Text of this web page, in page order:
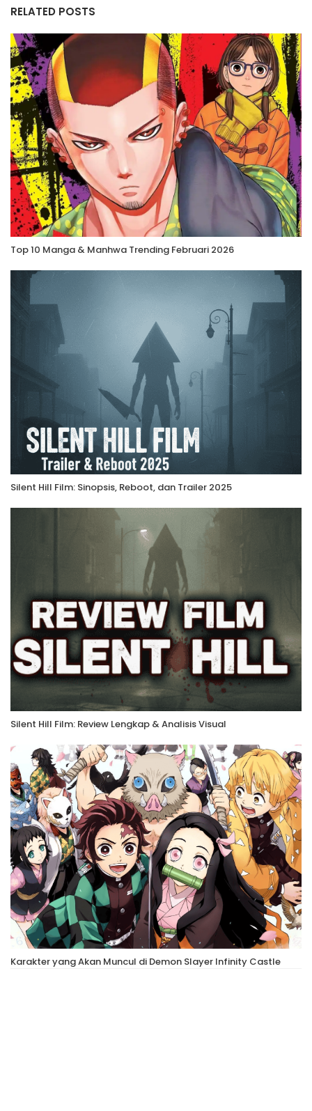
RELATED POSTS
Top 10 Manga & Manhwa Trending Februari 2026
Silent Hill Film: Sinopsis, Reboot, dan Trailer 2025
Silent Hill Film: Review Lengkap & Analisis Visual
Karakter yang Akan Muncul di Demon Slayer Infinity Castle